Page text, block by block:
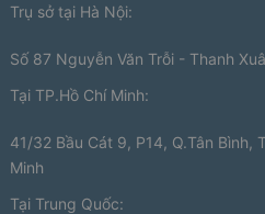
Trụ sở tại Hà Nội:
Số 87 Nguyễn Văn Trỗi - Thanh
Tại TP.Hồ Chí Minh:
41/32 Bầu Cát 9, P14, Q.Tân Bình,
Minh
Tại Trung Quốc: